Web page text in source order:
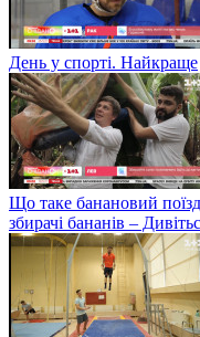
День у спорті. Найкраще
Що таке банановий
збирачі бананів –